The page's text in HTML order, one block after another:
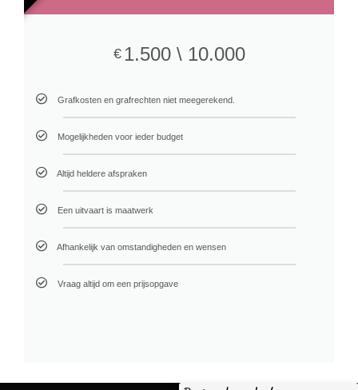
€ 1.500 \ 10.000
Grafkosten en grafrechten niet meegerekend.
Mogelijkheden voor ieder budget
Altijd heldere afspraken
Een uitvaart is maatwerk
Afhankelijk van omstandigheden en wensen
Vraag altijd om een prijsopgave